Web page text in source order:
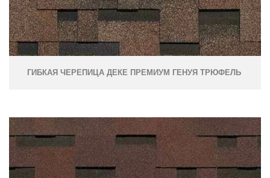
ГИБКАЯ ЧЕРЕПИЦА ДЕКЕ ПРЕМИУМ ГЕНУЯ ТРЮФЕЛЬ